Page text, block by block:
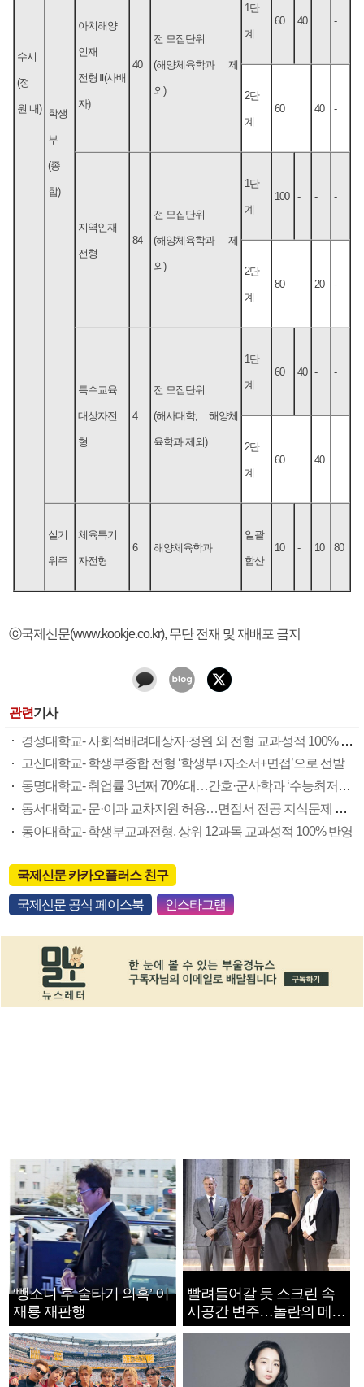
수시
(정
원 내) 학생
부
(종
합)
아치해양
인재
전형Ⅱ(사배
자)
40
전 모집단위
(해양체육학과 제
외)
1단
계
60 40 -
2단
계
60 40 -
지역인재
전형
84
전 모집단위
(해양체육학과 제
외)
1단
계
100 - - -
2단
계
80 20 -
특수교육
대상자전
형
4
전 모집단위
(해사대학, 해양체
육학과 제외)
1단
계
60 40 - -
2단
계
60 40
실기
위주
체육특기
자전형
6 해양체육학과
일괄
합산
10 - 10 80
ⓒ국제신문(www.kookje.co.kr), 무단 전재 및 재배포 금지
관련기사
경성대학교- 사회적배려대상자·정원 외 전형 교과성적 100% 반영
고신대학교- 학생부종합 전형 ‘학생부+자소서+면접’으로 선발
동명대학교- 취업률 3년째 70%대…간호·군사학과 ‘수능최저학력’ 적용
동서대학교- 문·이과 교차지원 허용…면접서 전공 지식문제 제외돼
동아대학교- 학생부교과전형, 상위 12과목 교과성적 100% 반영
국제신문 카카오플러스 친구
국제신문 공식 페이스북 인스타그램
‘뺑소니 후 술타기 의혹’ 이
재룡 재판행
빨려들어갈 듯 스크린 속
시공간 변주…놀란의 메시
지는 ‘전쟁 속죄’